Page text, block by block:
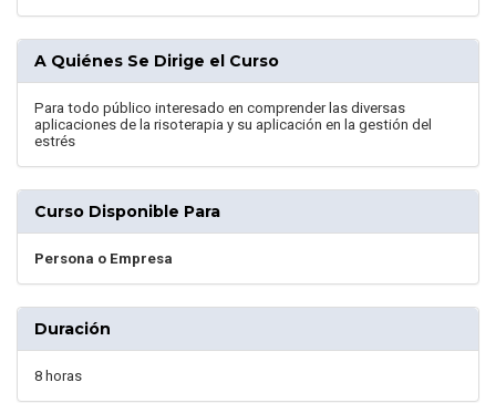
A Quiénes Se Dirige el Curso
Para todo público interesado en comprender las diversas
aplicaciones de la risoterapia y su aplicación en la gestión del
estrés
Curso Disponible Para
Persona o Empresa
Duración
8 horas